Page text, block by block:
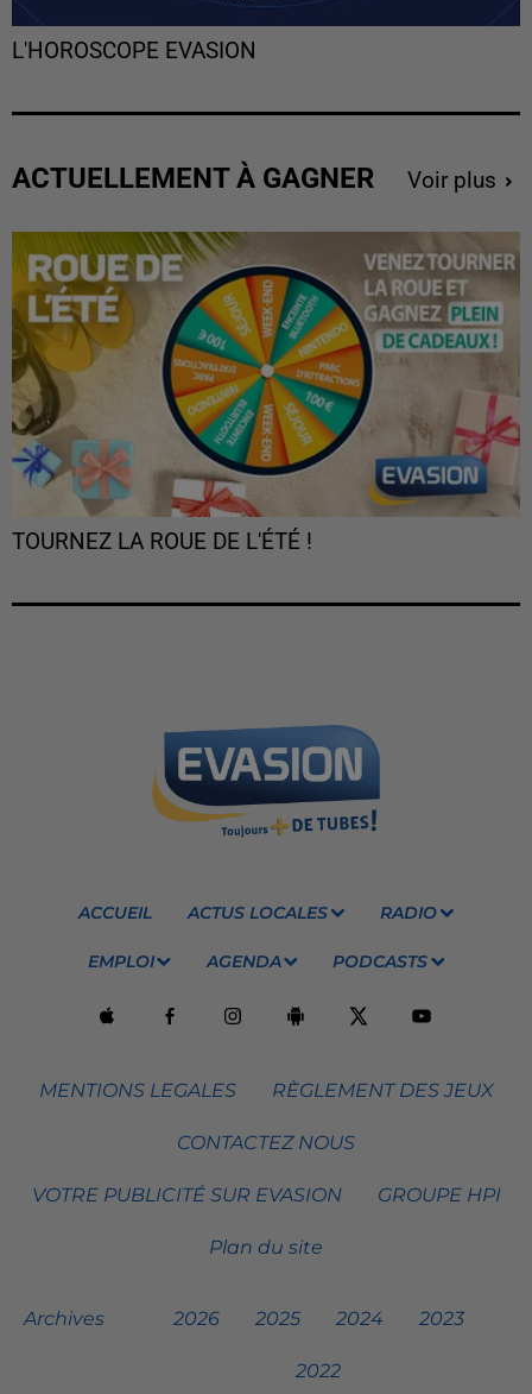
L'HOROSCOPE EVASION
ACTUELLEMENT À GAGNER Voir plus
TOURNEZ LA ROUE DE L'ÉTÉ !
ACCUEIL ACTUS LOCALES RADIO
EMPLOI AGENDA PODCASTS
MENTIONS LEGALES RÈGLEMENT DES JEUX
CONTACTEZ NOUS
VOTRE PUBLICITÉ SUR EVASION GROUPE HPI
Plan du site
Archives 2026 2025 2024 2023
2022